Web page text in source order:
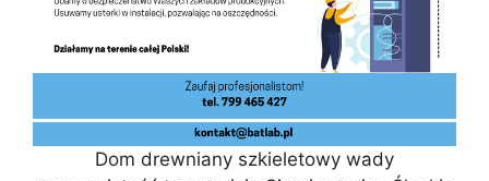
Dom drewniany szkieletowy wady